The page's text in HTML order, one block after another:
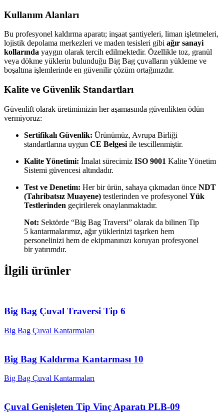
Kullanım Alanları
Bu profesyonel kaldırma aparatı; inşaat şantiyeleri, liman işletmeleri,
lojistik depolama merkezleri ve maden tesisleri gibi ağır sanayi
kollarında yaygın olarak tercih edilmektedir. Özellikle toz, granül
veya dökme yüklerin bulunduğu Big Bag çuvalların yükleme ve
boşaltma işlemlerinde en güvenilir çözüm ortağınızdır.
Kalite ve Güvenlik Standartları
Güvenlift olarak üretimimizin her aşamasında güvenlikten ödün
vermiyoruz:
Sertifikalı Güvenlik: Ürünümüz, Avrupa Birliği
standartlarına uygun CE Belgesi ile tescillenmiştir.
Kalite Yönetimi: İmalat sürecimiz ISO 9001 Kalite Yönetim
Sistemi güvencesi altındadır.
Test ve Denetim: Her bir ürün, sahaya çıkmadan önce NDT
(Tahribatsız Muayene) testlerinden ve profesyonel Yük
Testlerinden geçirilerek onaylanmaktadır.
Not: Sektörde “Big Bag Traversi” olarak da bilinen Tip
5 kantarmalarımız, ağır yüklerinizi taşırken hem
personelinizi hem de ekipmanınızı koruyan profesyonel
bir yatırımdır.
İlgili ürünler
Big Bag Çuval Traversi Tip 6
Big Bag Çuval Kantarmaları
Big Bag Kaldırma Kantarması 10
Big Bag Çuval Kantarmaları
Çuval Genişleten Tip Vinç Aparatı PLB-09